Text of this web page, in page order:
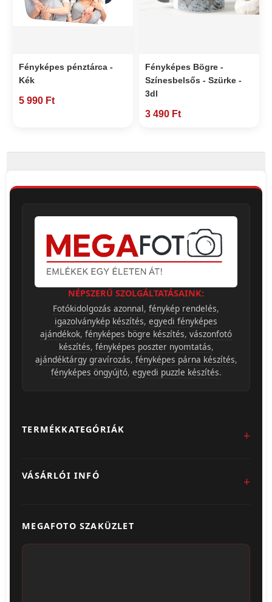
Fényképes pénztárca -
Kék
5 990 Ft
Fényképes Bögre -
Színesbelsős - Szürke -
3dl
3 490 Ft
NÉPSZERŰ SZOLGÁLTATÁSAINK:
Fotókidolgozás azonnal, fénykép rendelés,
igazolványkép készítés, egyedi fényképes
ajándékok, fényképes bögre készítés, vászonfotó
készítés, fényképes poszter nyomtatás,
ajándéktárgy gravírozás, fényképes párna készítés,
fényképes öngyújtó, egyedi puzzle készítés.
TERMÉKKATEGÓRIÁK
Fotókidolgozás
Poszter & Falikép
Fotónaptár
VÁSÁRLÓI INFÓ
Szállítás & Fizetés
MEGAFOTO SZAKÜZLET